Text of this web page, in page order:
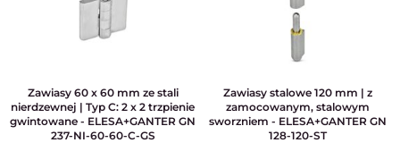
Zawiasy 60 x 60 mm ze stali
nierdzewnej | Typ C: 2 x 2 trzpienie
gwintowane - ELESA+GANTER GN
237-NI-60-60-C-GS
Zawiasy stalowe 120 mm | z
zamocowanym, stalowym
sworzniem - ELESA+GANTER GN
128-120-ST